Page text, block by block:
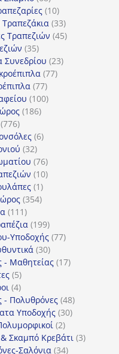
προϊόντα
1010
προϊόντα
3333
προϊόντα
Τραπεζιών 4545
3535
προϊόντα
Συνεδρίου 2323
7777
7777
προϊόντα
100100
186186
776776
προϊόντα
66
3232
προϊόντα
7676
προϊόντα
1010
11
προϊόν
354354
111111
προϊόντα
199199
προϊόντα
Υποδοχής 7777
3030
προϊόντα
- Μαθητείας 1717
55
προϊόντα
44
προϊόντα
- Πολυθρόνες 4848
προϊόντα
Υποδοχής 3030
22
προϊόντα
Σκαμπό Κρεβάτι 33
Σαλόνια 3434